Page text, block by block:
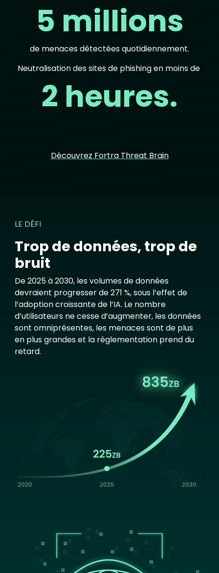
5 millions
de menaces détectées quotidiennement.
Neutralisation des sites de phishing en moins de
2 heures.
Découvrez Fortra Threat Brain
LE DÉFI
Trop de données, trop de
bruit
De 2025 à 2030, les volumes de données
devraient progresser de 271 %, sous l’effet de
l’adoption croissante de l’IA. Le nombre
d’utilisateurs ne cesse d’augmenter, les données
sont omniprésentes, les menaces sont de plus
en plus grandes et la réglementation prend du
retard.